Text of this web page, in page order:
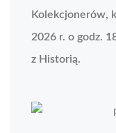
Kolekcjonerów,
2026 r. o godz.
z Historią.